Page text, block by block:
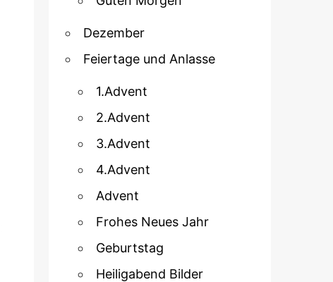
Dezember
Feiertage und Anlasse
1.Advent
2.Advent
3.Advent
4.Advent
Advent
Frohes Neues Jahr
Geburtstag
Heiligabend Bilder